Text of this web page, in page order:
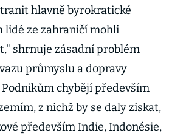
vedou dobře
hlavně byrokratické
lidé ze zahraničí mohli
shrnuje zásadní problém
průmyslu a dopravy
Podnikům chybějí především
z nichž by se daly získat,
především Indie, Indonésie,